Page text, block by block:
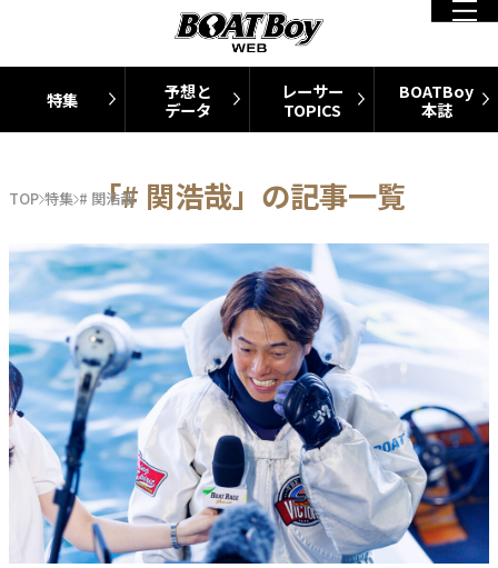
特集
予想と
データ
レーサー
TOPICS
BOATBoy
本誌
TOP 特集 # 関浩哉
「# 関浩哉」の記事一覧